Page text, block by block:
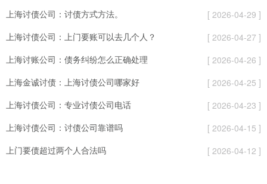
上海讨债公司：讨债方式方法。
[ 2026-04-29 ]
上海讨债公司：上门要账可以去几个人？
[ 2026-04-27 ]
上海讨账公司：债务纠纷怎么正确处理
[ 2026-04-26 ]
上海金诚讨债：上海讨债公司哪家好
[ 2026-04-25 ]
上海讨债公司：专业讨债公司电话
[ 2026-04-23 ]
上海讨债公司：讨债公司靠谱吗
[ 2026-04-15 ]
上门要债超过两个人合法吗
[ 2026-04-12 ]